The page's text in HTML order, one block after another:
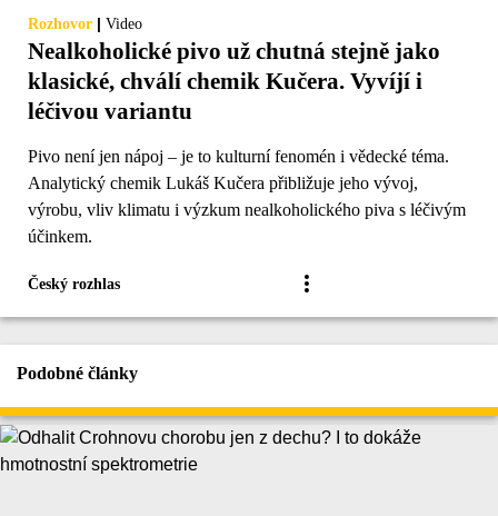
Rozhovor | Video
Nealkoholické pivo už chutná stejně jako
klasické, chválí chemik Kučera. Vyvíjí i
léčivou variantu
Pivo není jen nápoj – je to kulturní fenomén i vědecké téma.
Analytický chemik Lukáš Kučera přibližuje jeho vývoj,
výrobu, vliv klimatu i výzkum nealkoholického piva s léčivým
účinkem.
Český rozhlas
Podobné články